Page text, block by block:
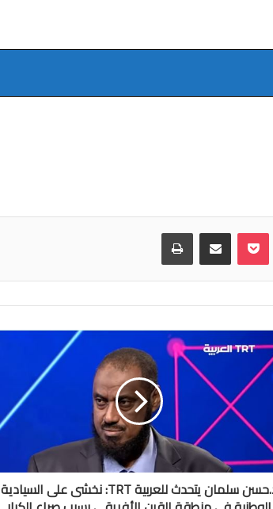
بوكيت
د.حسن سلمان يتحدث للعربية TRT: نخشى على السيادية